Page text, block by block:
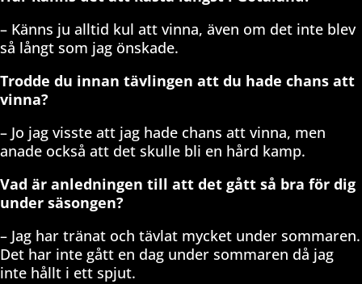
– Känns ju alltid kul att vinna, även om det inte blev
så långt som jag önskade.
Trodde du innan tävlingen att du hade chans att
vinna?
– Jo jag visste att jag hade chans att vinna, men
anade också att det skulle bli en hård kamp.
Vad är anledningen till att det gått så bra för dig
under säsongen?
– Jag har tränat och tävlat mycket under sommaren.
Det har inte gått en dag under sommaren då jag
inte hållt i ett spjut.